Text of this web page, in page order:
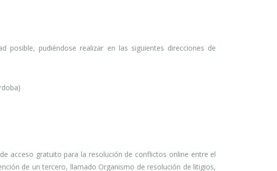
posible, pudiéndose realizar en las siguientes direcciones de
acceso gratuito para la resolución de conflictos online entre el
de un tercero, llamado Organismo de resolución de litigios,